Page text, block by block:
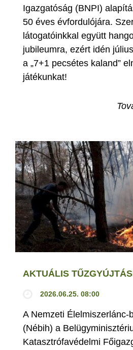
Igazgatóság (BNPI)
50 éves évfordulójára.
látogatóinkkal együtt
jubileumra, ezért idén
a „7+1 pecsétes kaland”
játékunkat!
AKTUÁLIS
2026.06.25. 08:00
A Nemzeti Élelmiszerlánc-
(Nébih) a
Katasztrófavédelmi